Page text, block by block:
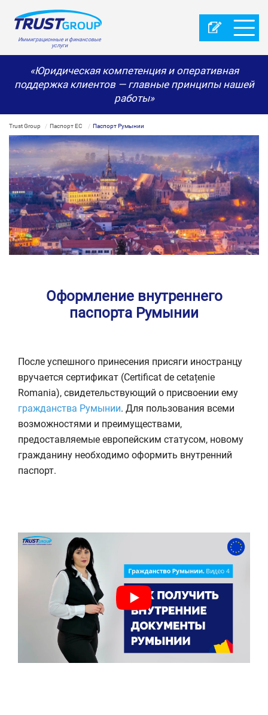
Иммиграционные и финансовые
услуги
«Юридическая компетенция и оперативная
поддержка клиентов — главные принципы нашей
работы»
Trust Group Паспорт ЕС Паспорт Румынии
Оформление внутреннего
паспорта Румынии
После успешного принесения присяги иностранцу
вручается сертификат (Certificat de cetațenie
Romania), свидетельствующий о присвоении ему
гражданства Румынии. Для пользования всеми
возможностями и преимуществами,
предоставляемые европейским статусом, новому
гражданину необходимо оформить внутренний
паспорт.